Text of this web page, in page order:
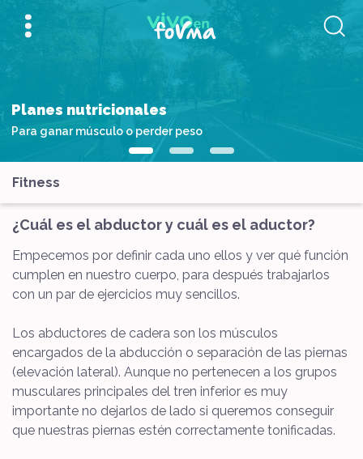
Planes nutricionales
Para ganar músculo o perder peso
Fitness
¿Cuál es el abductor y cuál es el aductor?
Empecemos por definir cada uno ellos y ver qué función
cumplen en nuestro cuerpo, para después trabajarlos
con un par de ejercicios muy sencillos.
Los abductores de cadera son los músculos
encargados de la abducción o separación de las piernas
(elevación lateral). Aunque no pertenecen a los grupos
musculares principales del tren inferior es muy
importante no dejarlos de lado si queremos conseguir
que nuestras piernas estén correctamente tonificadas.